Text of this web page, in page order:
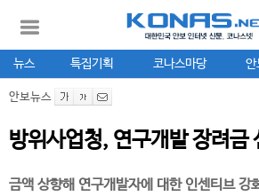
뉴스 특집기획 코나스마당 안
안보뉴스
방위사업청, 연구개발 장려금
금액 상향해 연구개발자에 대한 인센티브 강